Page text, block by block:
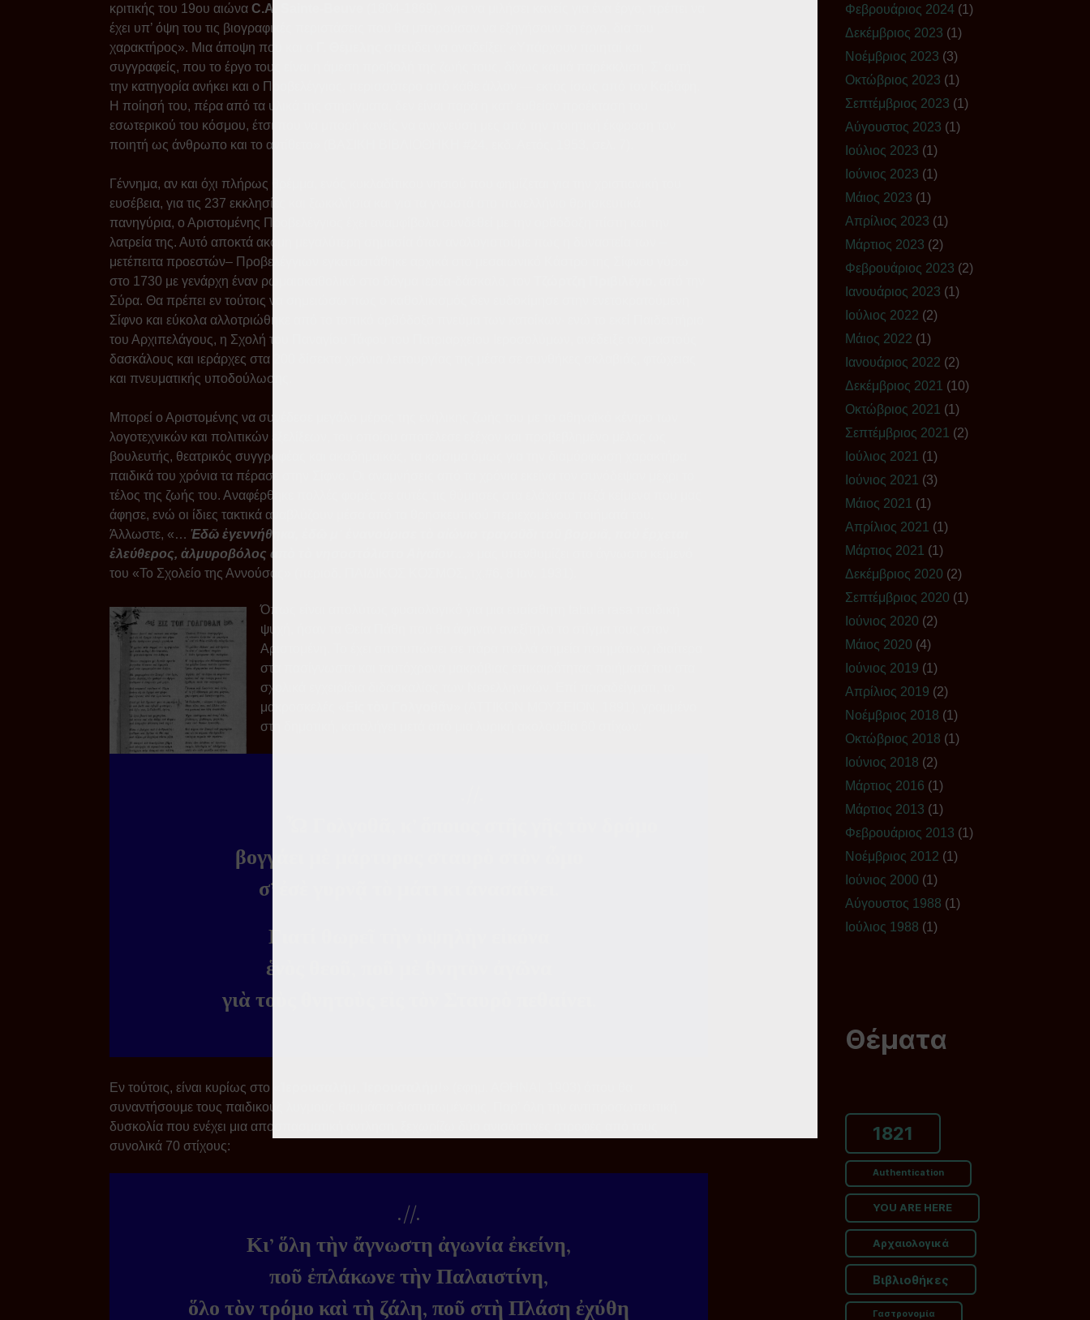
κριτικής του 19ου αιώνα C.A. Sainte-Beuve
έχει υπ’ όψη του τις βιογραφικές περιστάσεις που θα μπορούσαν να εξηγήσουν το έργο, δια του
χαρακτήρος». Μια άποψη που και ο
συγγραφείς, που το έργο τους είναι η άμεση προβολή της ζωής τους, δίχως καμιά παρέκκλιση. Σ’ αυτή
την κατηγορία ανήκει και ο Προβελέγγιος, περισσότερο από κάθε άλλον — εκτός ίσως από τον Καβάφη.
Η ποίησή του, πέρα από τα υλικά της στηρίγματα, δεν είναι παρά η κατ’ ευθείαν προέκταση του
εσωτερικού του κόσμου, έτσι που να μπορή κανείς να ανιχνεύση μες από την ποιητική έκφραση τον
ποιητή ως άνθρωπο και το αντίθετο» (ΒΑΣΙΚΗ ΒΙΒΛΙΟΘΗΚΗ #24, εκδ. Αετός, 1953, σελ. 7).
Γέννημα, αν και όχι πλήρως θρέμμα, ενός κυκλαδίτικου νησιού που φημίζεται για την χριστιανική του
ευσέβεια, για τις 237 εκκλησίες και ξωκκλήσια και για τα γνωστά στο πανελλήνιο θρησκευτικά
πανηγύρια, ο Αριστομένης Προβελέγγιος έχει αναμφίβολα συνδεθεί με την ορθόδοξη πίστη και την
λατρεία της. Αυτό αποκτά ακόμη μεγαλύτερη σημασία όταν αναλογιστούμε πως η δυναστεία των –
μετέπειτα προεστών– Προβελέγγιων εγκαταστάθηκε αρχικά στο μεσαιωνικό Κάστρο της Σίφνου γύρω
στο 1730 με γενάρχη έναν ρωμαιοκαθολικό στο δόγμα ιερέα-δάσκαλο, τον
Σύρα. Θα πρέπει εν τούτοις να σημειώσω πως ο καθολικισμός δεν ευδοκίμησε στην ενετοκρατούμενη
Σίφνο και εύκολα αλλοτριώθηκε από το τοπικό ορθόδοξο πνεύμα των κατοίκων· ενώ το εκεί Παιδευτήριο
του Αρχιπελάγους, η Σχολή του Παναγίου Τάφου του Πατριαρχείου Ιεροσολύμων, ανέδειξε ονομαστούς
δασκάλους και ιεράρχες στα 200 δίσεκτα χρόνια λειτουργίας της μέσα σε συνθήκες σκλαβιάς, φτώχειας
και πνευματικής υποδούλωσης.
Μπορεί ο Αριστομένης να συνέδεσε μεγάλο μέρος της ενήλικης ζωής του με το αθηναϊκό κέντρο των
λογοτεχνικών και πολιτικών εξελίξεων, του οποίου αποτέλεσε εξέχον και προβεβλημένο μέλος ως
βουλευτής, θεατρικός συγγραφέας και ακαδημαϊκός, τα κρίσιμα όμως για την διαμόρφωση χαρακτήρα
παιδικά του χρόνια τα πέρασε στην Σίφνο. Οι αναμνήσεις από τα χρόνια εκείνα τον συνόδεψαν μέχρι το
τέλος της ζωής του. Αναφέρθηκε πολλές φορές σε αυτές τις θύμησες στα ελάχιστα πεζά κείμενα που μας
άφησε, ενώ οι ίδιες τακτικά αναβλύζουν μέσα από τα θρησκευτικού περιεχομένου ποιήματά του.
Άλλωστε, «… Ἐδῶ ἐγεννήθηκα, ἐδῶ μ᾿ ἐνανούρισε τὸ αἰώνιο τραγοῦδι τοῦ βορριᾶ, ποὺ ἔρχεται
ἐλεύθερος, ἀλμυροβόλος ἀπὸ τὸ νησοστόλιστο Αἰγαῖον
του «Το Σχολείο της Αννούσας» (περιοδ. ΠΑΙΔΙΚΟΣ ΚΟΣΜΟΣ, τχ.#6, 8 Ιαν. 1931).
Όπως είναι απολύτως φυσιολογικό για μια ευαίσθητη tabula rasa παιδική
ψυχή, ήσαν τα Θεία Πάθη που θα άφηναν ανεξίτηλο το στίγμα τους στον
Αριστομένη. Το έχει αποτυπώσει σε πάρα πολλά σημεία ποιημάτων, ιδιαίτερα
στα πασίγνωστα και ταυτόχρονα μακρόβιας επικαιρότητας ποιήματά του στα
σχολικά εγχειρίδια διδασκαλίας των Νεοελληνικών. Επί παραδείγματι, το
μακροσκελές «
στη δημοτική, καταλήγει μετά από μια λυρική ακολουθία 60 στίχων:
βογγάει μὲ μάρτυρος σταυρὸ στὸν ὦμο
σ’ ἐσὲ γυρνᾷ τὸ μάτι κι ἀνασαίνει.
Γιατί θωρεῖ τὴν ὑψηλὴν εἰκόνα
ἑνὸς θεοῦ, ποῦ μὲ θνητὸν ἀγῶνα
γιὰ τοὺς θνητοὺς εἰς τὸν Σταυρὸ πεθαίνει.
Εν τούτοις, είναι κυρίως στο «
συναντήσουμε τους παιδικούς λυγμούς θαυμάσια διατυπωμένους. Παρ’ όλη την αντιπροσωπευτική
δυσκολία που ενέχει μια αποσπασματική άντληση, ξεχωρίζω δύο ανισόστιχες στροφές από τους
συνολικά 70 στίχους:
.//.
Κι’ ὅλη τὴν ἄγνωστη ἀγωνία ἐκείνη,
ποῦ ἐπλάκωνε τὴν Παλαιστίνη,
ὅλο τὸν τρόμο καὶ τὴ ζάλη, ποῦ στὴ Πλάση ἐχύθη
Φεβρουάριος 2024 (1)
Δεκέμβριος 2023 (1)
Νοέμβριος 2023 (3)
Οκτώβριος 2023 (1)
Σεπτέμβριος 2023 (1)
Αύγουστος 2023 (1)
Ιούλιος 2023 (1)
Ιούνιος 2023 (1)
Μάιος 2023 (1)
Απρίλιος 2023 (1)
Μάρτιος 2023 (2)
Φεβρουάριος 2023 (2)
Ιανουάριος 2023 (1)
Ιούλιος 2022 (2)
Μάιος 2022 (1)
Ιανουάριος 2022 (2)
Δεκέμβριος 2021 (10)
Οκτώβριος 2021 (1)
Σεπτέμβριος 2021 (2)
Ιούλιος 2021 (1)
Ιούνιος 2021 (3)
Μάιος 2021 (1)
Απρίλιος 2021 (1)
Μάρτιος 2021 (1)
Δεκέμβριος 2020 (2)
Σεπτέμβριος 2020 (1)
Ιούνιος 2020 (2)
Μάιος 2020 (4)
Ιούνιος 2019 (1)
Απρίλιος 2019 (2)
Νοέμβριος 2018 (1)
Οκτώβριος 2018 (1)
Ιούνιος 2018 (2)
Μάρτιος 2016 (1)
Μάρτιος 2013 (1)
Φεβρουάριος 2013 (1)
Νοέμβριος 2012 (1)
Ιούνιος 2000 (1)
Αύγουστος 1988 (1)
Ιούλιος 1988 (1)
Θέματα
1821
Authentication
YOU ARE HERE
Αρχαιολογικά
Βιβλιοθήκες
Γαστρονομία